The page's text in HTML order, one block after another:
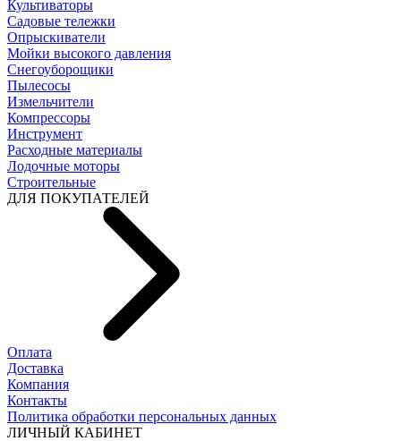
Культиваторы
Садовые тележки
Опрыскиватели
Мойки высокого давления
Снегоуборощики
Пылесосы
Измельчители
Компрессоры
Инструмент
Расходные материалы
Лодочные моторы
Строительные
ДЛЯ ПОКУПАТЕЛЕЙ
Оплата
Доставка
Компания
Контакты
Политика обработки персональных данных
ЛИЧНЫЙ КАБИНЕТ